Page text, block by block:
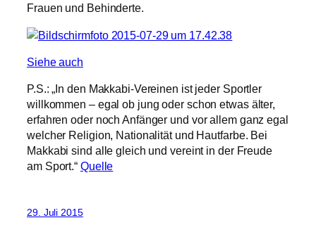
Frauen und Behinderte.
Siehe auch
P.S.: „In den Makkabi-Vereinen ist jeder Sportler
willkommen – egal ob jung oder schon etwas älter,
erfahren oder noch Anfänger und vor allem ganz egal
welcher Religion, Nationalität und Hautfarbe. Bei
Makkabi sind alle gleich und vereint in der Freude
am Sport.“ Quelle
29. Juli 2015